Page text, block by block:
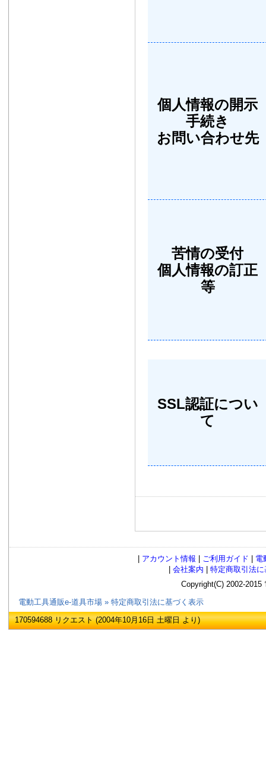
個人情報の開示
手続き
お問い合わせ先
苦情の受付
個人情報の訂正
等
SSL認証につい
て
アカウント情報 ご利用ガイド
電
会社案内
特定商取引法
Copyright(C) 2002-
電動工具通販e-道具市場 » 特定商取引法に基づく表示
170594688 リクエスト (2004年10月16日 土曜日 より)